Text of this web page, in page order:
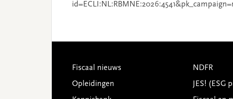
Footer
Fiscaal nieuws
Opleidingen
NDFR
JES! (ESG